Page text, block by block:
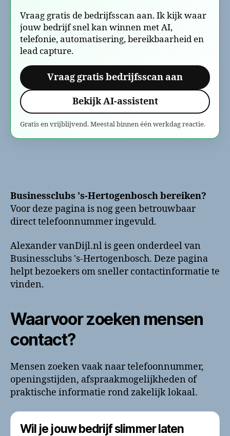
Vraag gratis de bedrijfsscan aan. Ik kijk waar
jouw bedrijf snel kan winnen met AI,
telefonie, automatisering, bereikbaarheid en
lead capture.
Vraag gratis bedrijfsscan aan
Bekijk AI-assistent
Gratis en vrijblijvend. Meestal binnen één werkdag reactie.
Businessclubs 's-Hertogenbosch bereiken?
Voor deze pagina is nog geen betrouwbaar
direct telefoonnummer ingevuld.
Alexander vanDijl.nl is geen onderdeel van
Businessclubs 's-Hertogenbosch. Deze pagina
helpt bezoekers om sneller contactinformatie te
vinden.
Waarvoor zoeken mensen
contact?
Mensen zoeken vaak naar telefoonnummer,
openingstijden, afspraakmogelijkheden of
praktische informatie rond zakelijk lokaal.
Wil je jouw bedrijf slimmer laten